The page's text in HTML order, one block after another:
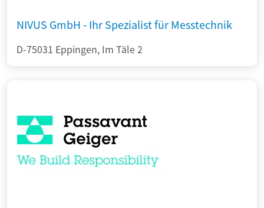
NIVUS GmbH - Ihr Spezialist für Messtechnik
D-75031 Eppingen, Im Täle 2